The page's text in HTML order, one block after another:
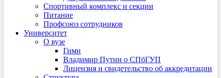
Спортивный комплекс и секции
Питание
Профсоюз сотрудников
Университет
О вузе
Гимн
Владимир Путин о СПбГУП
Лицензия и свидетельство об аккредитации